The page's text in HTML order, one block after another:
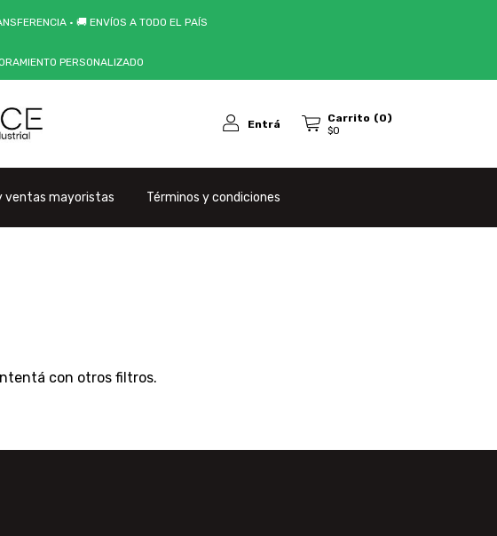
• 🚚 ENVÍOS A TODO EL PAÍS
PERSONALIZADO
Entrá Carrito (0)
$0
ventas mayoristas Términos y condiciones
con otros filtros.